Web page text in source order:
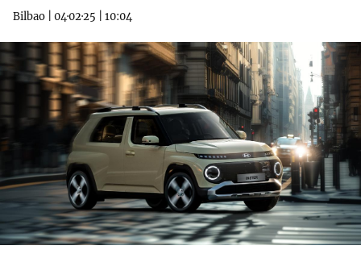
Bilbao 04·02·25 10:04